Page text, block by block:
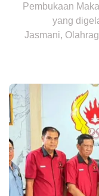
Pembukaan
yang
Jasmani,